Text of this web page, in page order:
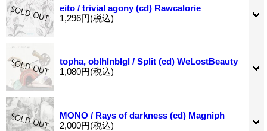
eito / trivial agony (cd) Rawcalorie
1,296円(税込)
topha, oblhlnblgl / Split (cd) WeLostBeauty
1,080円(税込)
MONO / Rays of darkness (cd) Magniph
2,000円(税込)